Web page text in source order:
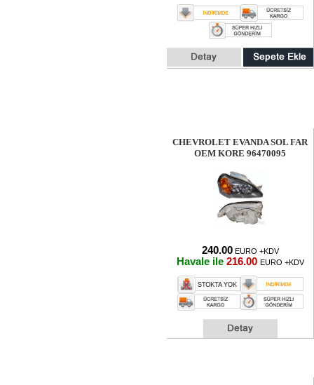
CHEVROLET EVANDA SOL FAR
OEM KORE 96470095
240.00 EURO +KDV
Havale ile 216.00 EURO +KDV